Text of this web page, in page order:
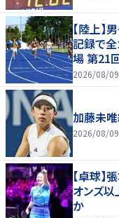
【陸上
記録で全
場 第21
2026/08/
加藤未
2026/08/
【卓球
オンズ
か